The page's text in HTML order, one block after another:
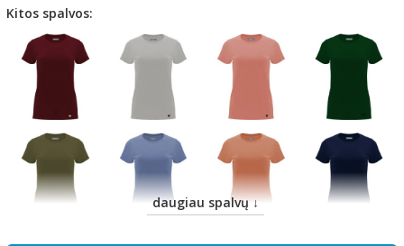
Kitos spalvos:
daugiau spalvų ↓